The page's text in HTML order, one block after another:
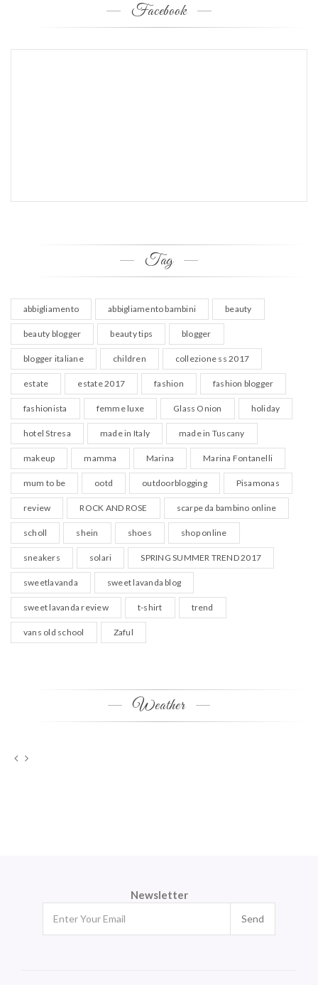
Facebook
Tag
abbigliamento abbigliamento bambini beauty
beauty blogger beauty tips blogger
blogger italiane children collezione ss 2017
estate estate 2017 fashion fashion blogger
fashionista femme luxe Glass Onion holiday
hotel Stresa made in Italy made in Tuscany
makeup mamma Marina Marina Fontanelli
mum to be ootd outdoorblogging Pisamonas
review ROCK AND ROSE scarpe da bambino online
scholl shein shoes shop online
sneakers solari SPRING SUMMER TREND 2017
sweetlavanda sweet lavanda blog
sweet lavanda review t-shirt trend
vans old school Zaful
Weather
Newsletter
Send